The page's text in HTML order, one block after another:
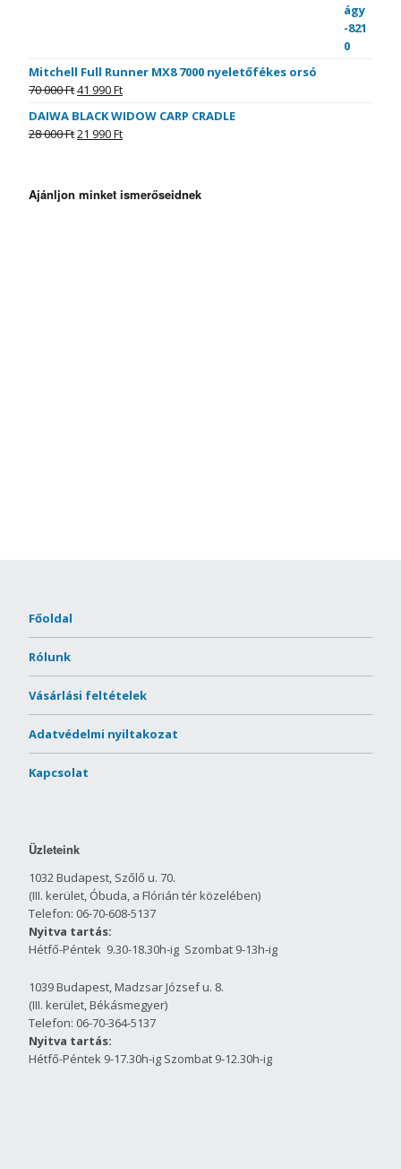
Mitchell Full Runner MX8 7000 nyeletőfékes orsó
70 000Ft41 990Ft
DAIWA BLACK WIDOW CARP CRADLE
28 000Ft21 990Ft
Ajánljon minket ismerőseidnek
Főoldal
Rólunk
Vásárlási feltételek
Adatvédelmi nyiltakozat
Kapcsolat
Üzleteink
1032 Budapest, Szőlő u. 70.
(III. kerület, Óbuda, a Flórián tér közelében)
Telefon: 06-70-608-5137
Nyitva tartás:
Hétfő-Péntek 9.30-18.30h-ig Szombat 9-13h-ig
1039 Budapest, Madzsar József u. 8.
(III. kerület, Békásmegyer)
Telefon: 06-70-364-5137
Nyitva tartás:
Hétfő-Péntek 9-17.30h-ig Szombat 9-12.30h-ig